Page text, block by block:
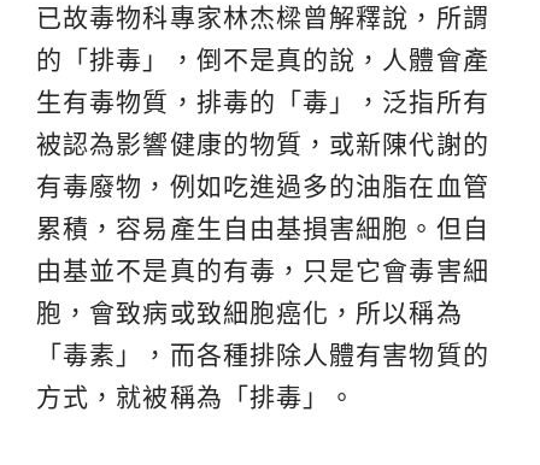
已故毒物科專家林杰樑曾解釋說，所謂
的「排毒」，倒不是真的說，人體會產
生有毒物質，排毒的「毒」，泛指所有
被認為影響健康的物質，或新陳代謝的
有毒廢物，例如吃進過多的油脂在血管
累積，容易產生自由基損害細胞。但自
由基並不是真的有毒，只是它會毒害細
胞，會致病或致細胞癌化，所以稱為
「毒素」，而各種排除人體有害物質的
方式，就被稱為「排毒」。